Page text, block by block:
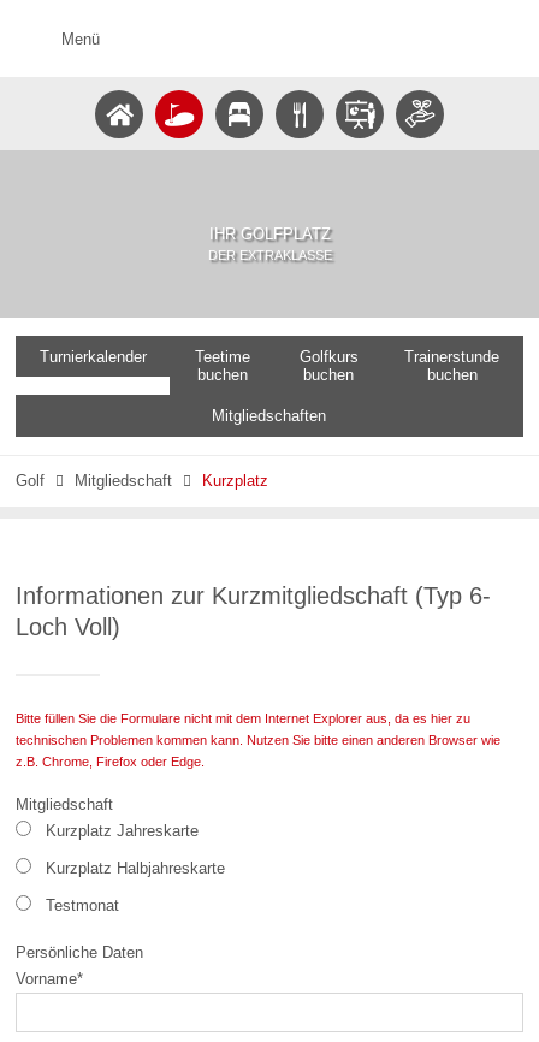
Menü
IHR GOLFPLATZ
DER EXTRAKLASSE
Turnierkalender
Teetime
buchen
Golfkurs
buchen
Trainerstunde
buchen
Mitgliedschaften
Golf  Mitgliedschaft  Kurzplatz
Informationen zur Kurzmitgliedschaft (Typ 6-
Loch Voll)
Bitte füllen Sie die Formulare nicht mit dem Internet Explorer aus, da es hier zu
technischen Problemen kommen kann. Nutzen Sie bitte einen anderen Browser wie
z.B. Chrome, Firefox oder Edge.
Mitgliedschaft
Kurzplatz Jahreskarte
Kurzplatz Halbjahreskarte
Testmonat
Persönliche Daten
Vorname*